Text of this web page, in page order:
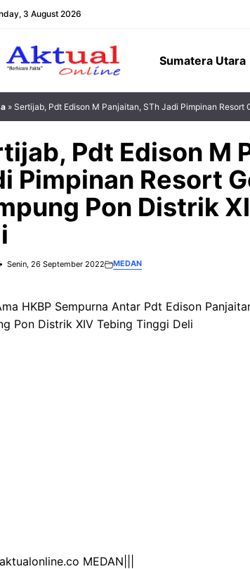
3 August 2026
Sumatera Utara
» Sertijab, Pdt Edison M Panjaitan, STh Jadi Pimpinan
Pdt Edison M
Pimpinan Resort
Pon Distrik
Senin, 26 September 2022 MEDAN
HKBP Sempurna Antar Pdt Edison
Pon Distrik XIV Tebing Tinggi Deli
MEDAN|||